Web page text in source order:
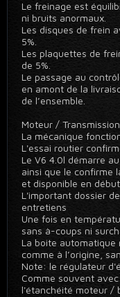
Le freinage est
ni bruits anormaux.
Les disques de frein
5%.
Les plaquettes de
de 5%.
Le passage au
en amont de la
de l’ensemble.
Moteur /
La mécanique
L'essai routier
Le V6 4.0l démarre
ainsi que le confirme
et disponible en
L'important dossier
entretiens
Une fois en
sans à-coups ni
La boite automatique
comme à l’origine,
Note: le régulateur
Comme souvent
l'étanchéité moteur /